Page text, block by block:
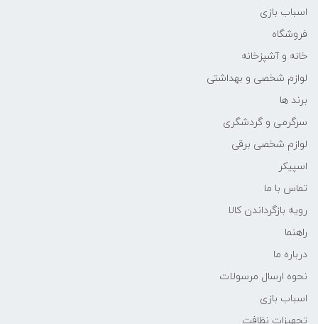
اسباب بازی
فروشگاه
خانه و آشپزخانه
لوازم شخصی و بهداشتی
برند ها
سرگرمی و گردشگری
لوازم شخصی برقی
اسپیکر
تماس با ما
رویه بازگرداندن کالا
راهنما
درباره ما
نحوه ارسال مرسولات
اسباب بازی
تجهیزات نظافت